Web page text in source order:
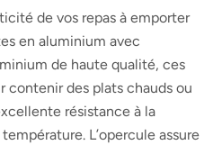
de vos repas à emporter
en aluminium avec
de haute qualité, ces
contenir des plats chauds ou
résistance à la
L’opercule assure